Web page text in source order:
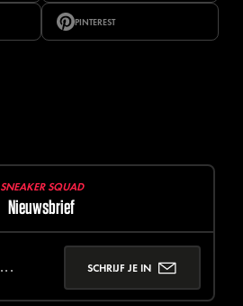
PINTEREST
SNEAKER SQUAD
Nieuwsbrief
SCHRIJF JE IN